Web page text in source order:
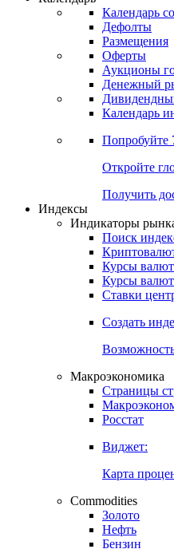
Откройте
Получить
Календарь
Календарь
Дефолты
Размещения
Оферты
Денежный
Календарь
Попробуйте
Откройте
Получить
Индикаторы рынка
Поиск
Курсы валют
Ставки
Создать
Возможность
Страницы
Росстат
Виджет:
Карта